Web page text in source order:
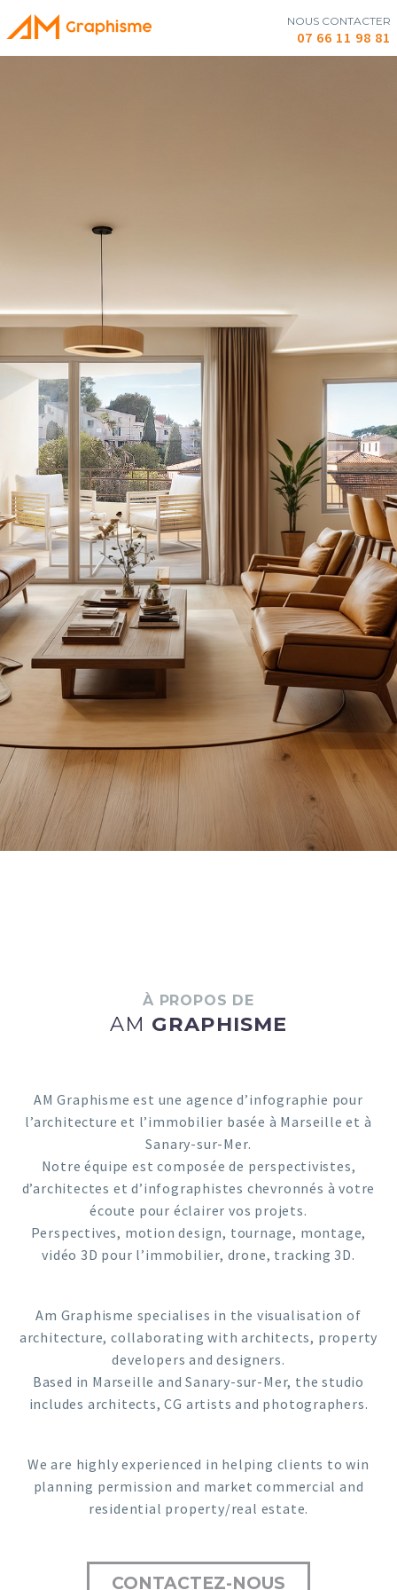
NOUS CONTACTER
07 66 11 98 81
À PROPOS DE
AM GRAPHISME
AM Graphisme est une agence d’infographie pour
l’architecture et l’immobilier basée à Marseille et à
Sanary-sur-Mer.
Notre équipe est composée de perspectivistes,
d’architectes et d’infographistes chevronnés à votre
écoute pour éclairer vos projets.
Perspectives, motion design, tournage, montage,
vidéo 3D pour l’immobilier, drone, tracking 3D.
Am Graphisme specialises in the visualisation of
architecture, collaborating with architects, property
developers and designers.
Based in Marseille and Sanary-sur-Mer, the studio
includes architects, CG artists and photographers.
We are highly experienced in helping clients to win
planning permission and market commercial and
residential property/real estate.
CONTACTEZ-NOUS